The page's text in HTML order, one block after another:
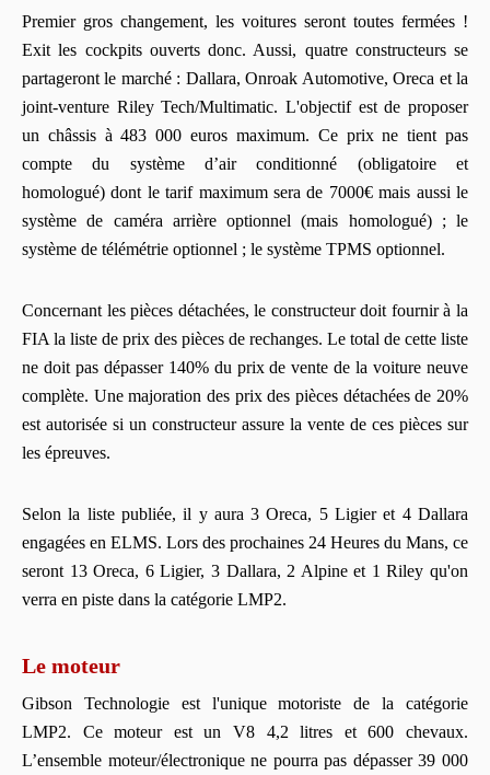
Premier gros changement, les voitures seront toutes fermées !
Exit les cockpits ouverts donc. Aussi, quatre constructeurs se
partageront le marché : Dallara, Onroak Automotive, Oreca et la
joint-venture Riley Tech/Multimatic. L'objectif est de proposer
un châssis à 483 000 euros maximum. Ce prix ne tient pas
compte du système d’air conditionné (obligatoire et
homologué) dont le tarif maximum sera de 7000€ mais aussi le
système de caméra arrière optionnel (mais homologué) ; le
système de télémétrie optionnel ; le système TPMS optionnel.
Concernant les pièces détachées, le constructeur doit fournir à la
FIA la liste de prix des pièces de rechanges. Le total de cette liste
ne doit pas dépasser 140% du prix de vente de la voiture neuve
complète. Une majoration des prix des pièces détachées de 20%
est autorisée si un constructeur assure la vente de ces pièces sur
les épreuves.
Selon la liste publiée, il y aura 3 Oreca, 5 Ligier et 4 Dallara
engagées en ELMS. Lors des prochaines 24 Heures du Mans, ce
seront 13 Oreca, 6 Ligier, 3 Dallara, 2 Alpine et 1 Riley qu'on
verra en piste dans la catégorie LMP2.
Le moteur
Gibson Technologie est l'unique motoriste de la catégorie
LMP2. Ce moteur est un V8 4,2 litres et 600 chevaux.
L’ensemble moteur/électronique ne pourra pas dépasser 39 000